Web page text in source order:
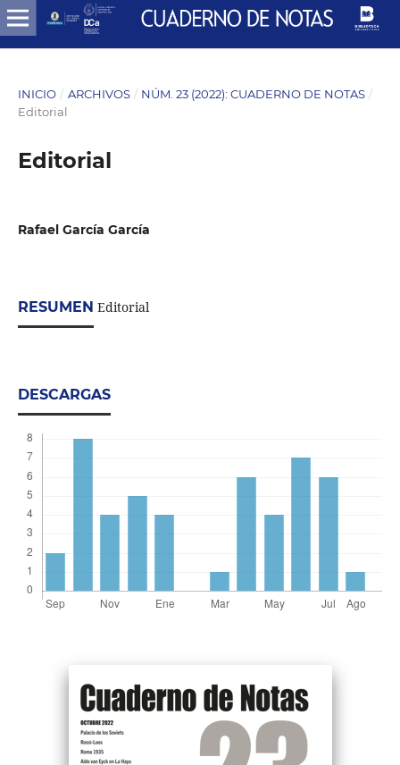
INICIO / ARCHIVOS / NÚM. 23 (2022): CUADERNO DE NOTAS /
Editorial
Editorial
Rafael García García
RESUMEN Editorial
DESCARGAS